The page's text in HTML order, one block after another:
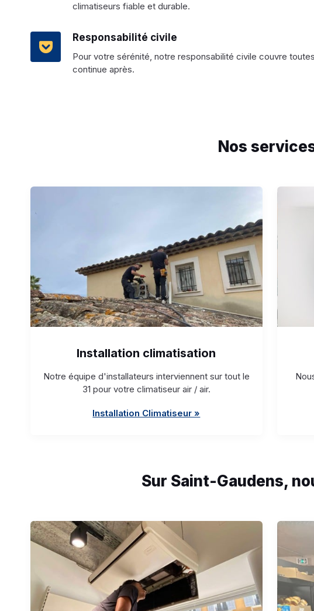
climatiseurs fiable et durable.
Responsabilité civile
Pour votre sérénité, notre responsabilité civile couvre
continue après.
Nos
Installation climatisation
Notre équipe d'installateurs interviennent sur tout le
31 pour votre climatiseur air / air.
Installation Climatiseur »
Sur Saint-Gaudens,